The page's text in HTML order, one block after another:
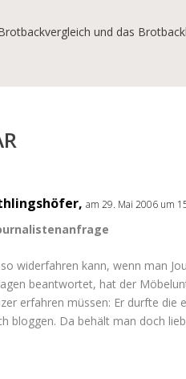
und das
am 29. Mai 2006 um
widerfahren kann, wenn man
beantwortet, hat der
erfahren müssen: Er durfte die
bloggen. Da behält man doch